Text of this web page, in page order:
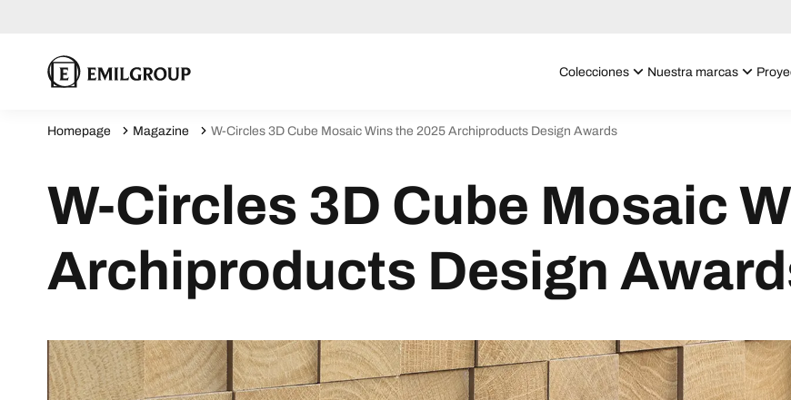
Colecciones Nuestra marcas
Homepage Magazine W-Circles 3D Cube Mosaic Wins the 2025 Archiproducts Design Awards
W-Circles 3D Cube Mosaic
Archiproducts Design